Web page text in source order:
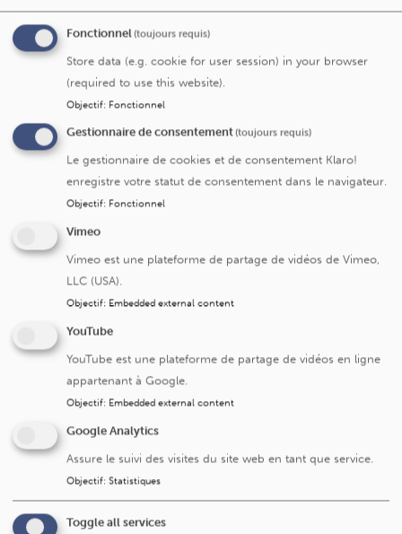
Spécialités
Épilepsie
Epilepsie pédiatrique et néonatale
Service/centre
Centre pour l'épilepsie réfractaire
Service de neurologie pédiatrique
Centre de référence pour l'épilepsie réfractaire
Fonctionnel(toujours requis)
Store data (e.g. cookie for user session) in your browser
(required to use this website).
Objectif: Fonctionnel
Gestionnaire de consentement(toujours requis)
Le gestionnaire de cookies et de consentement Klaro!
enregistre votre statut de consentement dans le navigateur.
Objectif: Fonctionnel
Vimeo
Vimeo est une plateforme de partage de vidéos de Vimeo,
LLC (USA).
Objectif: Embedded external content
YouTube
YouTube est une plateforme de partage de vidéos en ligne
appartenant à Google.
Objectif: Embedded external content
Google Analytics
Assure le suivi des visites du site web en tant que service.
Objectif: Statistiques
Toggle all services